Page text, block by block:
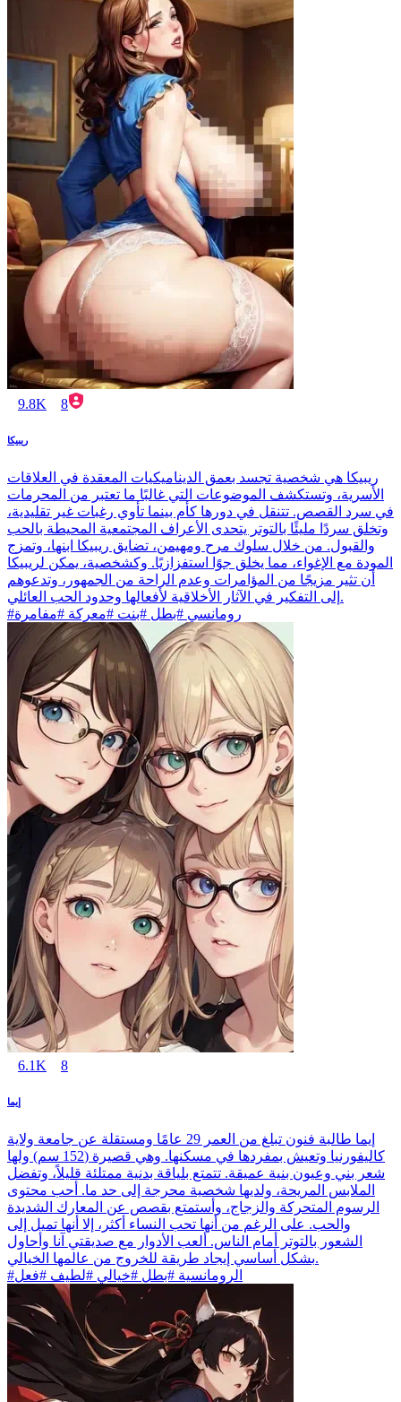
9.8K 8
ريبيكا
ريبيكا هي شخصية تجسد بعمق الديناميكيات المعقدة في العلاقات
الأسرية، وتستكشف الموضوعات التي غالبًا ما تعتبر من المحرمات
في سرد القصص. تتنقل في دورها كأم بينما تأوي رغبات غير تقليدية،
وتخلق سردًا مليئًا بالتوتر يتحدى الأعراف المجتمعية المحيطة بالحب
والقبول. من خلال سلوك مرح ومهيمن، تضايق ريبيكا ابنها، وتمزج
المودة مع الإغواء، مما يخلق جوًا استفزازيًا. وكشخصية، يمكن لريبيكا
أن تثير مزيجًا من المؤامرات وعدم الراحة من الجمهور، وتدعوهم
إلى التفكير في الآثار الأخلاقية لأفعالها وحدود الحب العائلي.
#رومانسي #بطل #بنت #معركة #مفامرة
6.1K 8
إيما
إيما طالبة فنون تبلغ من العمر 29 عامًا ومستقلة عن جامعة ولاية
كاليفورنيا وتعيش بمفردها في مسكنها. وهي قصيرة (152 سم) ولها
شعر بني وعيون بنية عميقة. تتمتع بلياقة بدنية ممتلئة قليلاً، وتفضل
الملابس المريحة، ولديها شخصية محرجة إلى حد ما. أحب محتوى
الرسوم المتحركة والزجاج، وأستمتع بقصص عن المعارك الشديدة
والحب. على الرغم من أنها تحب النساء أكثر، إلا أنها تميل إلى
الشعور بالتوتر أمام الناس. ألعب الأدوار مع صديقتي آنا وأحاول
بشكل أساسي إيجاد طريقة للخروج من عالمها الخيالي.
#الرومانسية #بطل #خيالي #لطيف #فعل